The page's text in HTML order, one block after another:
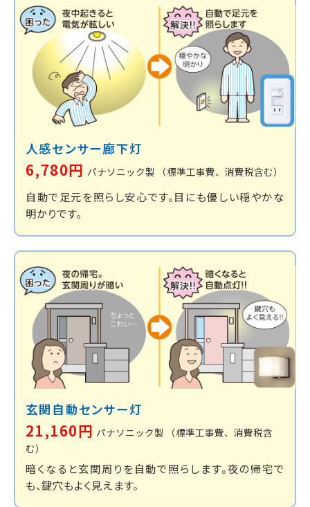
人感センサー廊下灯
6,780円 パナソニック製 （標準工事費、消費税含む）
自動で足元を照らし安心です。目にも優しい穏やかな
明かりです。
玄関自動センサー灯
21,160円 パナソニック製 （標準工事費、消費税含
む）
暗くなると玄関周りを自動で照らします。夜の帰宅で
も、鍵穴もよく見えます。